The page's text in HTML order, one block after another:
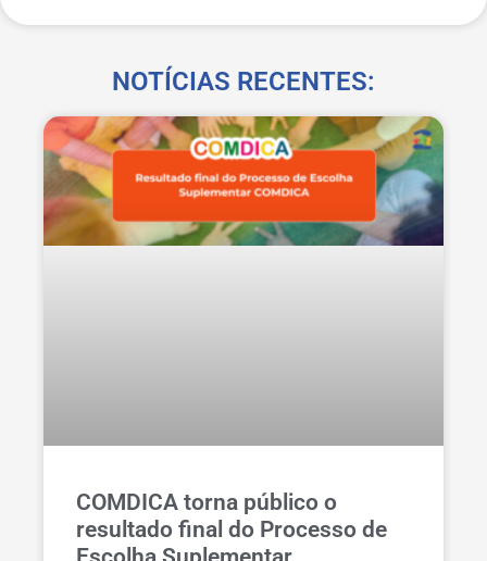
NOTÍCIAS RECENTES:
COMDICA torna público o
resultado final do Processo de